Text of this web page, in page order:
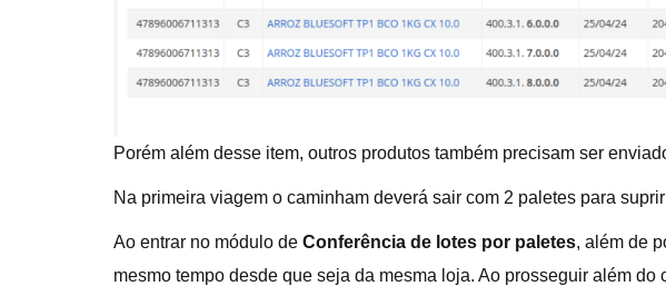
Porém além desse item, outros produtos também precisam ser
Na primeira viagem o caminham deverá sair com 2 paletes para
Ao entrar no módulo de Conferência de lotes por paletes, além de
mesmo tempo desde que seja da mesma loja. Ao prosseguir além